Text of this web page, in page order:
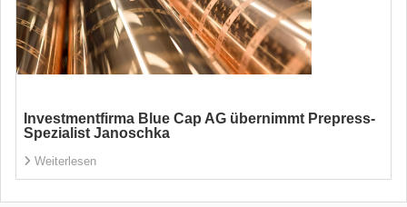
Investmentfirma Blue Cap AG übernimmt Prepress-
Spezialist Janoschka
Weiterlesen